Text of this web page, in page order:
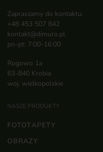
Zapraszamy do kontaktu:
+48 453 507 842
kontakt@dimuro.pl
pn-pt: 7:00-16:00
Rogowo 1a
63-840 Krobia
woj. wielkopolskie
NASZE PRODUKTY
FOTOTAPETY
OBRAZY